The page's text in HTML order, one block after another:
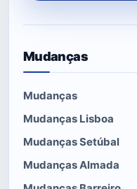
Mudanças
Mudanças
Mudanças Lisboa
Mudanças Setúbal
Mudanças Almada